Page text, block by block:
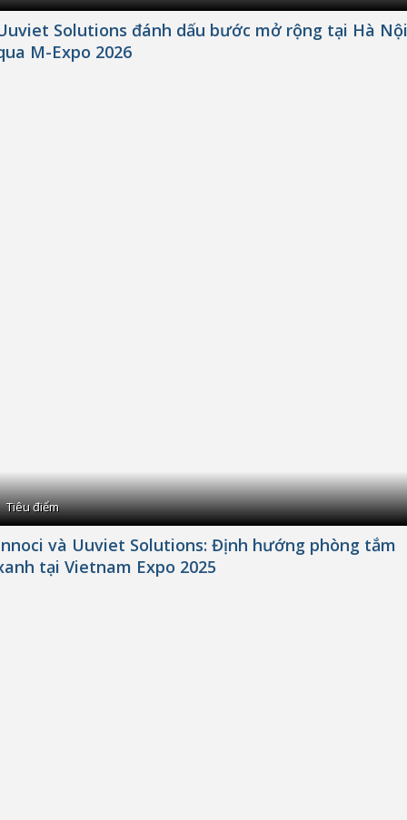
Solutions đánh dấu bước mở rộng tại Hà Nội
M-Expo 2026
Tiêu điểm
và Uuviet Solutions: Định hướng phòng tắm
tại Vietnam Expo 2025